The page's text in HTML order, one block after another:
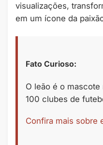
visualizações,
em um ícone da
Fato Curioso:
O leão é o
100 clubes de
Confira mais sobre